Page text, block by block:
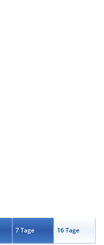
7 Tage 16 Tage